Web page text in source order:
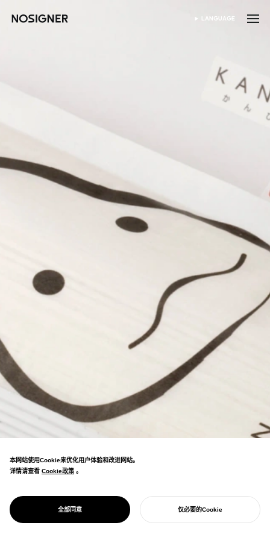
首页 SELECT LANGUAGE
LANGUAGE
PROJECT
干瓢乌冬面
在「PENTAWARDS」中荣获PLATINUM
AWARD，获得世界第一食品包装的称号。
本网站使用Cookie来优化用户体验和改进网站。
详情请查看 Cookie政策
Cookie政策 。
全部同意 仅必要的Cookie